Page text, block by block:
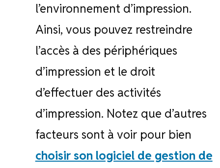
l’environnement d’impression.
Ainsi, vous pouvez restreindre
l’accès à des périphériques
d’impression et le droit
d’effectuer des activités
d’impression. Notez que d’autres
facteurs sont à voir pour bien
choisir son logiciel de gestion de